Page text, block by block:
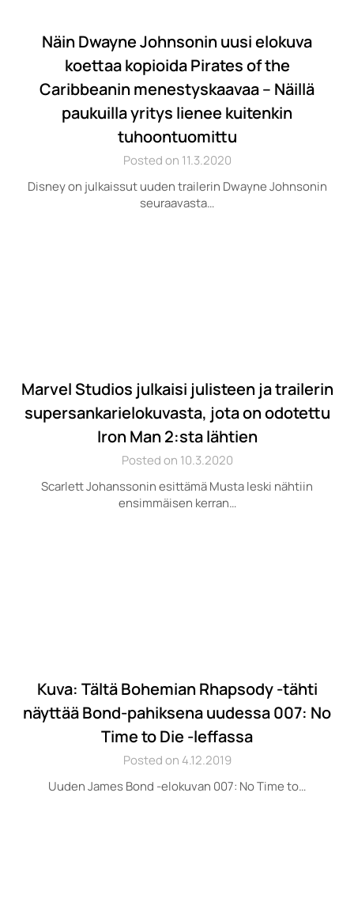
Näin Dwayne Johnsonin uusi elokuva
koettaa kopioida Pirates of the
Caribbeanin menestyskaavaa – Näillä
paukuilla yritys lienee kuitenkin
tuhoontuomittu
Posted on 11.3.2020
Disney on julkaissut uuden trailerin Dwayne Johnsonin
seuraavasta…
Marvel Studios julkaisi julisteen ja trailerin
supersankarielokuvasta, jota on odotettu
Iron Man 2:sta lähtien
Posted on 10.3.2020
Scarlett Johanssonin esittämä Musta leski nähtiin
ensimmäisen kerran…
Kuva: Tältä Bohemian Rhapsody -tähti
näyttää Bond-pahiksena uudessa 007: No
Time to Die -leffassa
Posted on 4.12.2019
Uuden James Bond -elokuvan 007: No Time to…